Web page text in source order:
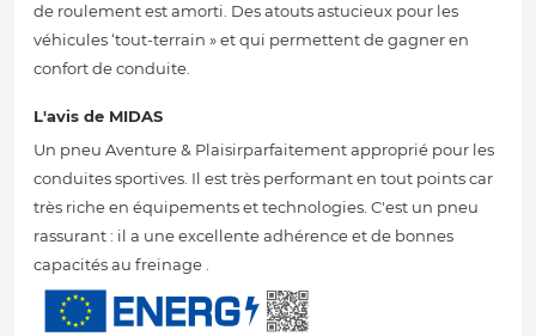
de roulement est amorti. Des atouts astucieux pour les
véhicules ‘tout-terrain » et qui permettent de gagner en
confort de conduite.
L'avis de MIDAS
Un pneu Aventure & Plaisirparfaitement approprié pour les
conduites sportives. Il est très performant en tout points car
très riche en équipements et technologies. C'est un pneu
rassurant : il a une excellente adhérence et de bonnes
capacités au freinage .